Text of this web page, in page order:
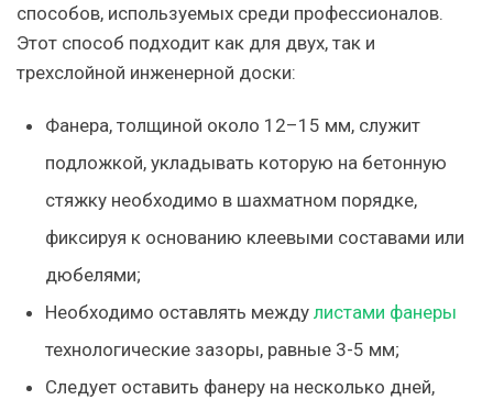
способов, используемых среди профессионалов.
Этот способ подходит как для двух, так и
трехслойной инженерной доски:
Фанера, толщиной около 12–15 мм, служит
подложкой, укладывать которую на бетонную
стяжку необходимо в шахматном порядке,
фиксируя к основанию клеевыми составами или
дюбелями;
Необходимо оставлять между листами фанеры
технологические зазоры, равные 3-5 мм;
Следует оставить фанеру на несколько дней,